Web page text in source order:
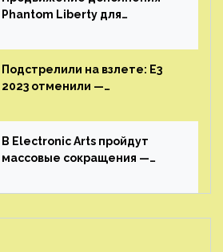
Phantom Liberty для
июне
Подстрелили на взлете: E3
2023 отменили —
выставка не вернется
В Electronic Arts пройдут
массовые сокращения —
реструктуризацию